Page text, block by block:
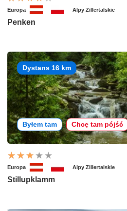
Europa Alpy Zillertalskie
Penken
Dystans 16 km
Byłem tam Chcę tam pójść
Europa Alpy Zillertalskie
Stillupklamm